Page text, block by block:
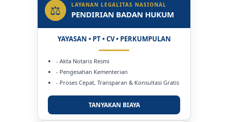
⚖ LAYANAN LEGALITAS NASIONAL
PENDIRIAN BADAN HUKUM
YAYASAN • PT • CV • PERKUMPULAN
- Akta Notaris Resmi
- Pengesahan Kementerian
- Proses Cepat, Transparan & Konsultasi Gratis
TANYAKAN BIAYA